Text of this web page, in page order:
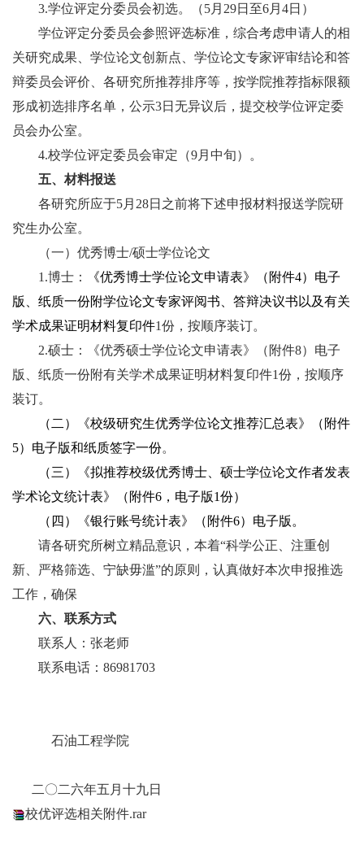
3.学位评定分委员会初选。（5月 29日至6月 4日）
学位评定分委员会参照评选标准，综合考虑申请人的相
关研究成果、学位论文创新点、学位论文专家评审结论和答
辩委员会评价、各研究所推荐排序等，按学院推荐指标限额
形成初选排序名单，公示3日无异议后，提交校学位评定委
员会办公室。
4.校学位评定委员会审定（9月中旬）。
五、材料报送
各研究所应于5月 28日之前将下述申报材料报送学院研
究生办公室。
（一）优秀博士/硕士学位论文
1.博士： 《优秀博士学位论文申请表》（附件4）电子
版、纸质一份附学位论文专家评阅书、答辩决议书以及有关
学术成果证明材料复印件1份，按顺序装订。
2.硕士：《优秀硕士学位论文申请表》（附件8）电子
版、纸质一份附有关学术成果证明材料复印件1份，按顺序
装订。
（二）《校级研究生优秀学位论文推荐汇总表》（附件
5）电子版和纸质签字一份。
（三）《拟推荐校级优秀博士、硕士学位论文作者发表
学术论文统计表》（附件6 ，电子版1份）
（四）《银行账号统计表》（附件6）电子版。
请各研究所树立精品意识，本着“科学公正、注重创
新、严格筛选、宁缺毋滥”的原则，认真做好本次申报推选
工作，确保
六、联系方式
联系人：张老师
联系电话： 86981703
石油工程学院
二〇二六年五月十九日
校优评选相关附件.rar